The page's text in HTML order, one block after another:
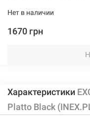
Нет в наличии
1670 грн
Характеристики
Platto Black